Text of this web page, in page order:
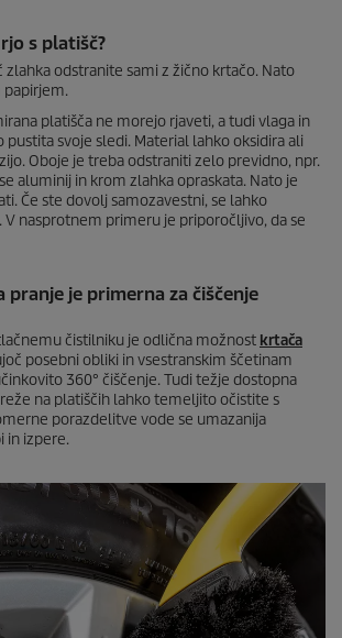
s platišč?
zlahka odstranite sami z žično krtačo. Nato
papirjem.
platišča ne morejo rjaveti, a tudi vlaga in
pustita svoje sledi. Material lahko oksidira ali
Oboje je treba odstraniti zelo previdno, npr.
aluminij in krom zlahka opraskata. Nato je
Če ste dovolj samozavestni, se lahko
nasprotnem primeru je priporočljivo, da se
pranje je primerna za čiščenje
čistilniku je odlična možnost krtača
posebni obliki in vsestranskim ščetinam
360° čiščenje. Tudi težje dostopna
na platiščih lahko temeljito očistite s
porazdelitve vode se umazanija
in izpere.